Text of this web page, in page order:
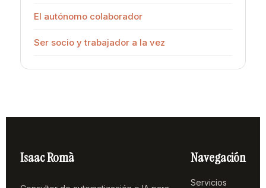
El autónomo colaborador
Ser socio y trabajador a la vez
Isaac Romà Navegación
Servicios